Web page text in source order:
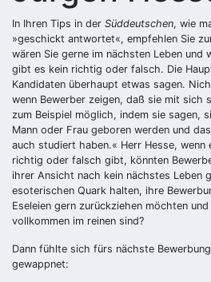
In Ihren Tips in der Süddeutschen, wie
»geschickt antwortet«, empfehlen Sie
wären Sie gerne im nächsten Leben und
gibt es kein richtig oder falsch. Die
Kandidaten überhaupt etwas sagen.
wenn Bewerber zeigen, daß sie mit sich
zum Beispiel möglich, indem sie sagen,
Mann oder Frau geboren werden und
auch studiert haben.« Herr Hesse, wenn
richtig oder falsch gibt, könnten
ihrer Ansicht nach kein nächstes Leben
esoterischen Quark halten, ihre
Eseleien gern zurückziehen möchten
vollkommen im reinen sind?
Dann fühlte sich fürs nächste
gewappnet: